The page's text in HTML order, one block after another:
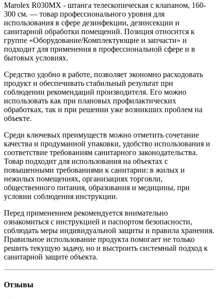
Marolex R030MX - штанга телескопическая с клапаном, 160-
300 см. — товар профессионального уровня для
использования в сфере дезинфекции, дезинсекции и
санитарной обработки помещений. Позиция относится к
группе «Оборудование/Комплектующие и запчасти» и
подходит для применения в профессиональной сфере и в
бытовых условиях.
Средство удобно в работе, позволяет экономно расходовать
продукт и обеспечивать стабильный результат при
соблюдении рекомендаций производителя. Его можно
использовать как при плановых профилактических
обработках, так и при решении уже возникших проблем на
объекте.
Среди ключевых преимуществ можно отметить сочетание
качества и продуманной упаковки, удобство использования и
соответствие требованиям санитарного законодательства.
Товар подходит для использования на объектах с
повышенными требованиями к санитарии: в жилых и
нежилых помещениях, организациях торговли,
общественного питания, образования и медицины, при
условии соблюдения инструкции.
Перед применением рекомендуется внимательно
ознакомиться с инструкцией и паспортом безопасности,
соблюдать меры индивидуальной защиты и правила хранения.
Правильное использование продукта помогает не только
решить текущую задачу, но и выстроить системный подход к
санитарной защите объекта.
Отзывы